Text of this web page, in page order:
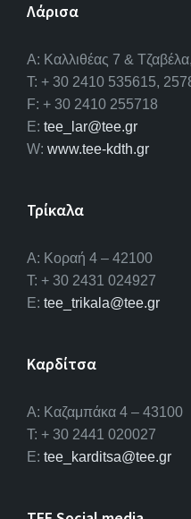
Λάρισα
A: Καλλιθέας 7 &
T: + 30 2410 535615,
F: + 30 2410 255718
E: tee_lar@tee.gr
W: www.tee-kdth.gr
Τρίκαλα
Α: Κοραή 4 – 42100
T: + 30 2431 024927
E: tee_trikala@tee.gr
Καρδίτσα
Α: Καζαμπάκα 4 – 43100
T: + 30 2441 020027
E: tee_karditsa@tee.gr